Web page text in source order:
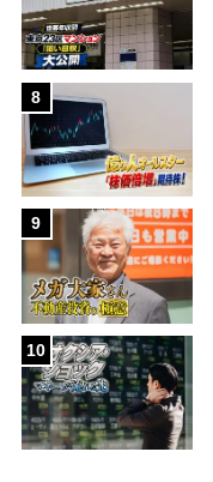
8
9
10